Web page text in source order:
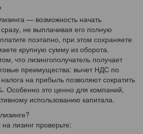
— возможность начать
не выплачивая его полную
поэтапно, при этом сохраняете
крупную сумму из оборота.
что лизингополучатель получает
преимущества: вычет НДС по
на прибыль позволяют сократить
Особенно это ценно для компаний,
использованию капитала.
лизинг проверьте: